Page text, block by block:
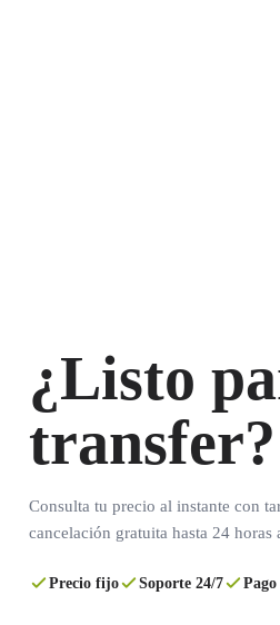
¿Listo
transfer?
Consulta tu precio al instante con
cancelación gratuita hasta 24 horas
Precio fijo Soporte 24/7 Pago